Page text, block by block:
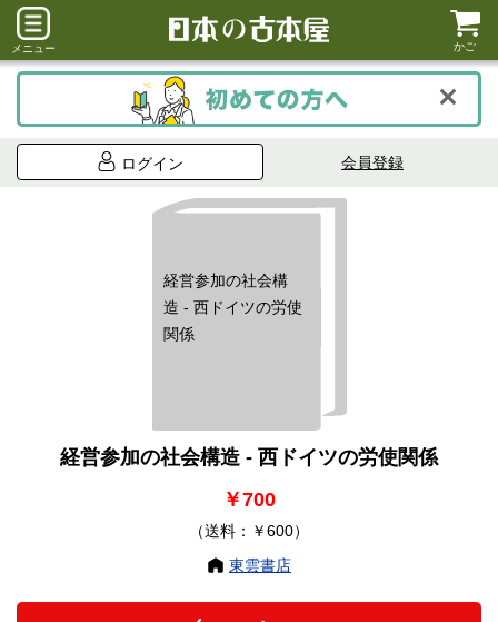
メニュー かご
ログイン 会員登録
経営参加の社会構
造 - 西ドイツの労使
関係
経営参加の社会構造 - 西ドイツの労使関係
￥700
（送料：￥600）
東雲書店